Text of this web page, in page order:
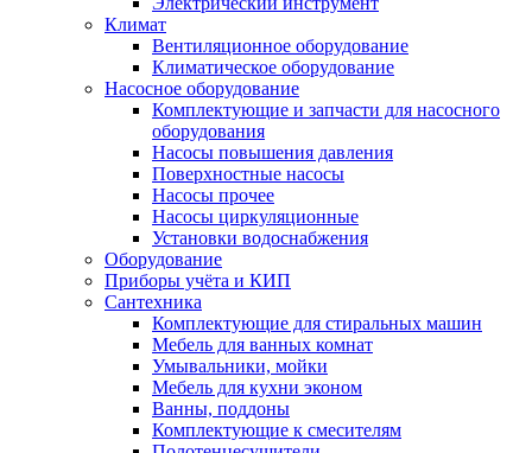
Климат
Вентиляционное оборудование
Климатическое оборудование
Насосное оборудование
Комплектующие и запчасти для насосного
оборудования
Насосы повышения давления
Поверхностные насосы
Насосы прочее
Насосы циркуляционные
Установки водоснабжения
Оборудование
Приборы учёта и КИП
Сантехника
Комплектующие для стиральных машин
Мебель для ванных комнат
Умывальники, мойки
Мебель для кухни эконом
Ванны, поддоны
Комплектующие к смесителям